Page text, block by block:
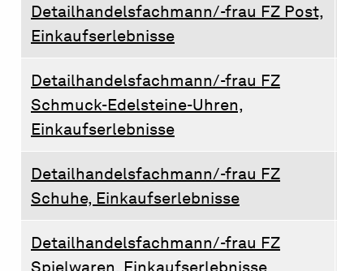
Detailhandelsfachmann/-frau FZ Post,
Einkaufserlebnisse
Detailhandelsfachmann/-frau FZ
Schmuck-Edelsteine-Uhren,
Einkaufserlebnisse
Detailhandelsfachmann/-frau FZ
Schuhe, Einkaufserlebnisse
Detailhandelsfachmann/-frau FZ
Spielwaren, Einkaufserlebnisse